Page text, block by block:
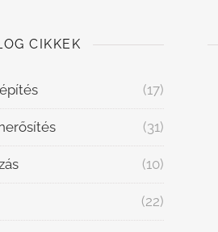
CIKKEK
(17)
(31)
(10)
(22)